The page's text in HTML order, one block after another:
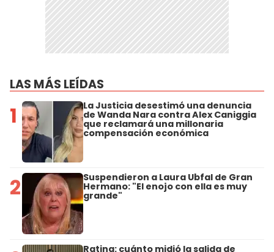
LAS MÁS LEÍDAS
1 La Justicia desestimó una denuncia
de Wanda Nara contra Alex Caniggia
que reclamará una millonaria
compensación económica
2 Suspendieron a Laura Ubfal de Gran
Hermano: "El enojo con ella es muy
grande"
Rating: cuánto midió la salida de